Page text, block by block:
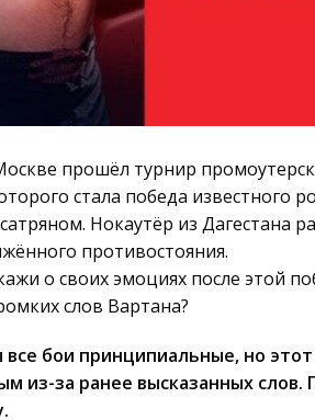
прошёл турнир
стала победа известного
Нокаутёр из Дагестана
противостояния.
о своих эмоциях после этой
слов Вартана?
все бои принципиальные, но
из-за ранее высказанных